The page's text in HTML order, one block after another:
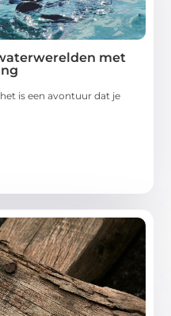
met
is een avontuur dat je